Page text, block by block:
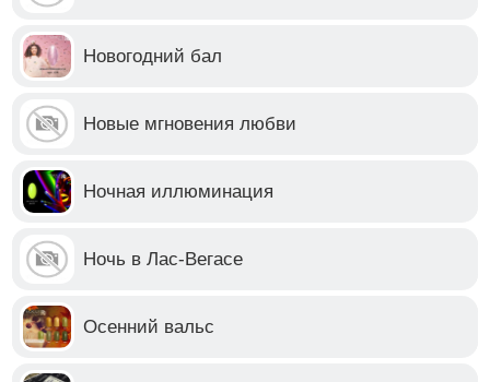
Новогодний бал
Новые мгновения любви
Ночная иллюминация
Ночь в Лас-Вегасе
Осенний вальс